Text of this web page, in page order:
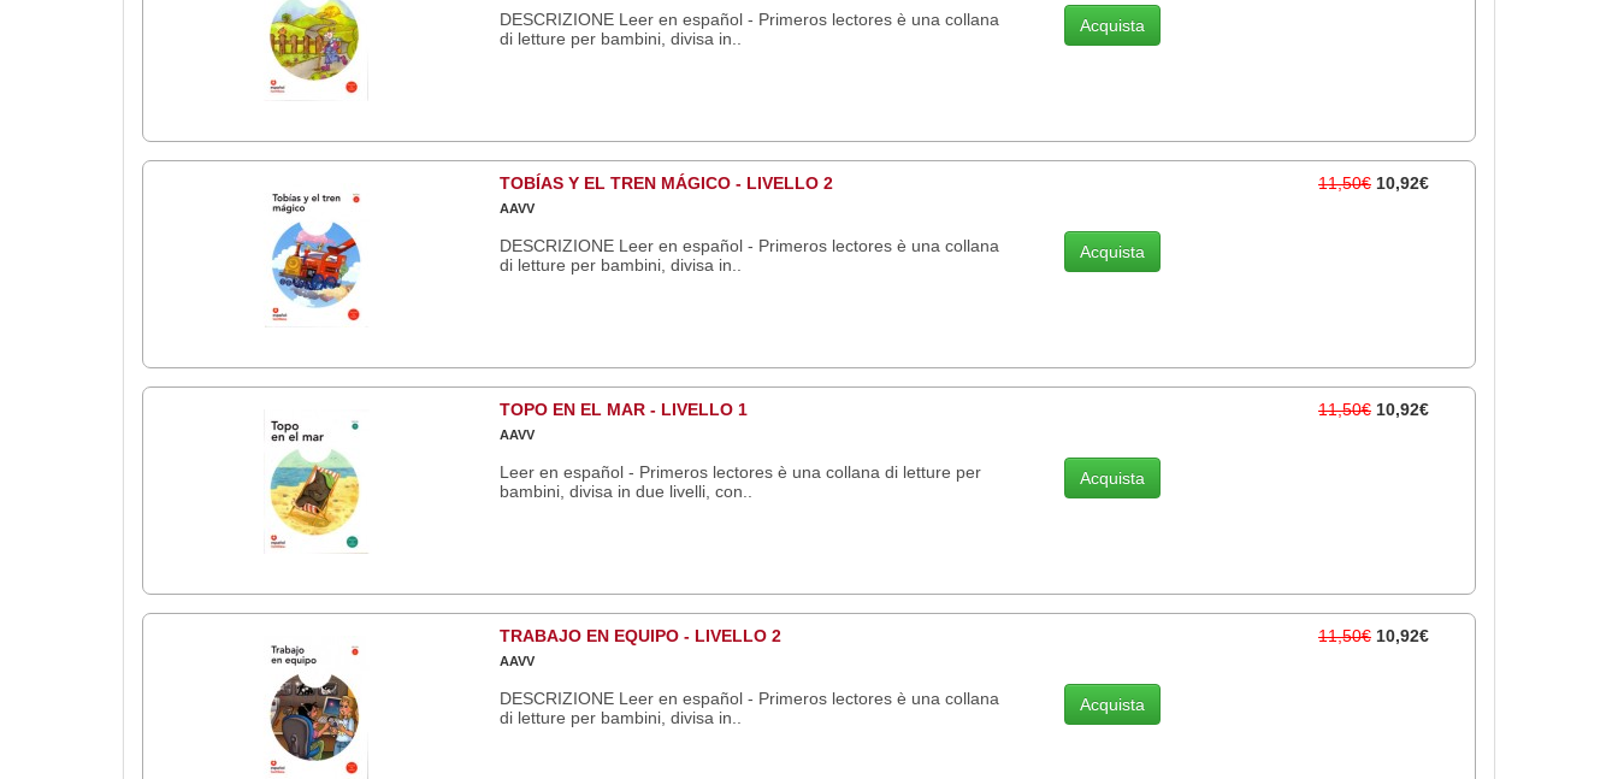
DESCRIZIONE Leer en español - Primeros lectores è una collana
di letture per bambini, divisa in..
Acquista
TOBÍAS Y EL TREN MÁGICO - LIVELLO 2
AAVV
DESCRIZIONE Leer en español - Primeros lectores è una collana
di letture per bambini, divisa in..
11,50€ 10,92€
Acquista
TOPO EN EL MAR - LIVELLO 1
AAVV
Leer en español - Primeros lectores è una collana di letture per
bambini, divisa in due livelli, con..
11,50€ 10,92€
Acquista
TRABAJO EN EQUIPO - LIVELLO 2
AAVV
DESCRIZIONE Leer en español - Primeros lectores è una collana
di letture per bambini, divisa in..
11,50€ 10,92€
Acquista